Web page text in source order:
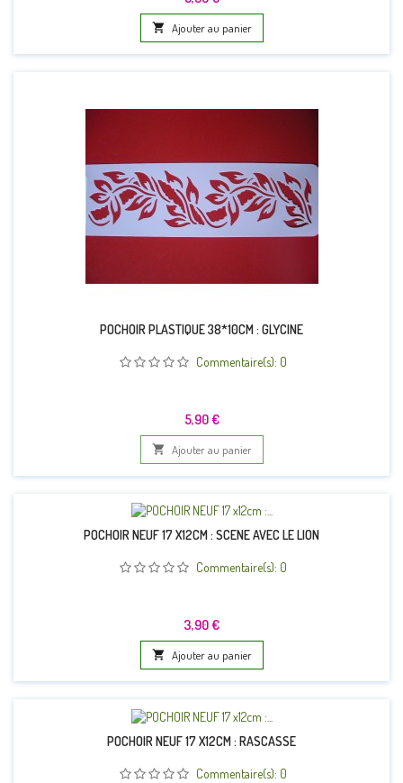
 Ajouter au panier
POCHOIR PLASTIQUE 38*10CM : GLYCINE
Commentaire(s): 0
Prix
5,90 €
 Ajouter au panier
POCHOIR NEUF 17 X12CM : SCENE AVEC LE LION
Commentaire(s): 0
Prix
3,90 €
 Ajouter au panier
POCHOIR NEUF 17 X12CM : RASCASSE
Commentaire(s): 0